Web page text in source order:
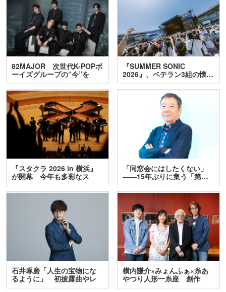
82MAJOR 次世代K-POPボ
ーイズグループの“今”を
訊…
『SUMMER SONIC
2026』、ベテラン3組の懐…
『スタクラ 2026 in 横浜』
が開幕 今年も多彩なス
テ…
「同窓会にはしたくない」
――15年ぶりに集う「第…
石井琢磨「人生の宝物にな
るように」 初披露曲やレ
ア…
横内謙介×みょんふぁ×糸あ
やつり人形一糸座 創作
人…